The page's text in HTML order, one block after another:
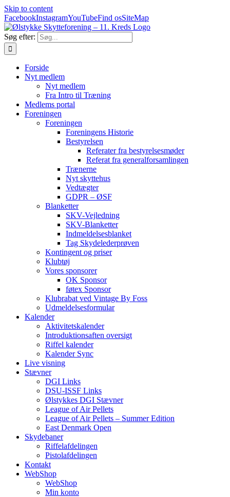
Skip to content
FacebookInstagramYouTubeFind osSiteMap
Søg efter:
Forside
Nyt medlem
Nyt medlem
Fra Intro til Træning
Medlems portal
Foreningen
Foreningen
Foreningens Historie
Bestyrelsen
Referater fra bestyrelsesmøder
Referat fra generalforsamlingen
Trænerne
Nyt skyttehus
Vedtægter
GDPR – ØSF
Blanketter
SKV-Vejledning
SKV-Blanketter
Indmeldelsesblanket
Tag Skydelederprøven
Kontingent og priser
Klubtøj
Vores sponsorer
OK Sponsor
føtex Sponsor
Klubrabat ved Vintage By Foss
Udmeldelsesformular
Kalender
Aktivitetskalender
Introduktionsaften oversigt
Riffel kalender
Kalender Sync
Live visning
Stævner
DGI Links
DSU-ISSF Links
Ølstykkes DGI Stævner
League of Air Pellets
League of Air Pellets – Summer Edition
East Denmark Open
Skydebaner
Riffelafdelingen
Pistolafdelingen
Kontakt
WebShop
WebShop
Min konto